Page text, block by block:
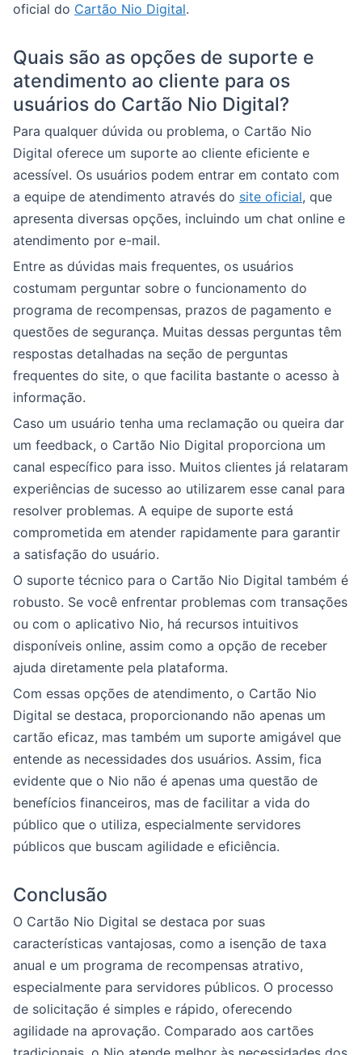
oficial do Cartão Nio Digital.
Quais são as opções de suporte e
atendimento ao cliente para os
usuários do Cartão Nio Digital?
Para qualquer dúvida ou problema, o Cartão Nio
Digital oferece um suporte ao cliente eficiente e
acessível. Os usuários podem entrar em contato com
a equipe de atendimento através do site oficial, que
apresenta diversas opções, incluindo um chat online e
atendimento por e-mail.
Entre as dúvidas mais frequentes, os usuários
costumam perguntar sobre o funcionamento do
programa de recompensas, prazos de pagamento e
questões de segurança. Muitas dessas perguntas têm
respostas detalhadas na seção de perguntas
frequentes do site, o que facilita bastante o acesso à
informação.
Caso um usuário tenha uma reclamação ou queira dar
um feedback, o Cartão Nio Digital proporciona um
canal específico para isso. Muitos clientes já relataram
experiências de sucesso ao utilizarem esse canal para
resolver problemas. A equipe de suporte está
comprometida em atender rapidamente para garantir
a satisfação do usuário.
O suporte técnico para o Cartão Nio Digital também é
robusto. Se você enfrentar problemas com transações
ou com o aplicativo Nio, há recursos intuitivos
disponíveis online, assim como a opção de receber
ajuda diretamente pela plataforma.
Com essas opções de atendimento, o Cartão Nio
Digital se destaca, proporcionando não apenas um
cartão eficaz, mas também um suporte amigável que
entende as necessidades dos usuários. Assim, fica
evidente que o Nio não é apenas uma questão de
benefícios financeiros, mas de facilitar a vida do
público que o utiliza, especialmente servidores
públicos que buscam agilidade e eficiência.
Conclusão
O Cartão Nio Digital se destaca por suas
características vantajosas, como a isenção de taxa
anual e um programa de recompensas atrativo,
especialmente para servidores públicos. O processo
de solicitação é simples e rápido, oferecendo
agilidade na aprovação. Comparado aos cartões